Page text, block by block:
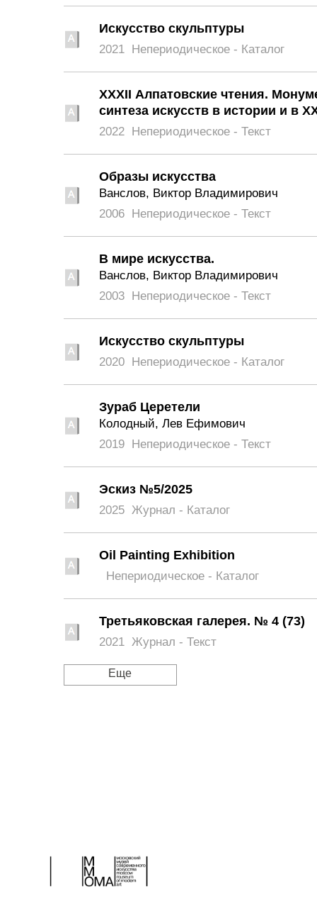
Искусство скульптуры
2021 Непериодическое - Каталог
XXXII Алпатовские чтения.
синтеза искусств в истории и в
2022 Непериодическое - Текст
Образы искусства
Ванслов, Виктор Владимирович
2006 Непериодическое - Текст
В мире искусства.
Ванслов, Виктор Владимирович
2003 Непериодическое - Текст
Искусство скульптуры
2020 Непериодическое - Каталог
Зураб Церетели
Колодный, Лев Ефимович
2019 Непериодическое - Текст
Эскиз №5/2025
2025 Журнал - Каталог
Oil Painting Exhibition
Непериодическое - Каталог
Третьяковская галерея. № 4 (73)
2021 Журнал - Текст
Еще